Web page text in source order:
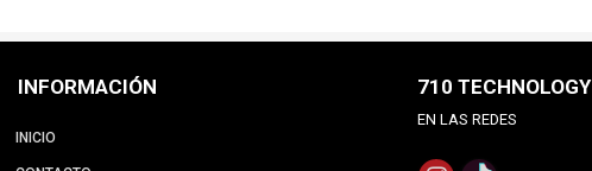
INFORMACIÓN
INICIO
710 TECHNOLOGY
EN LAS REDES